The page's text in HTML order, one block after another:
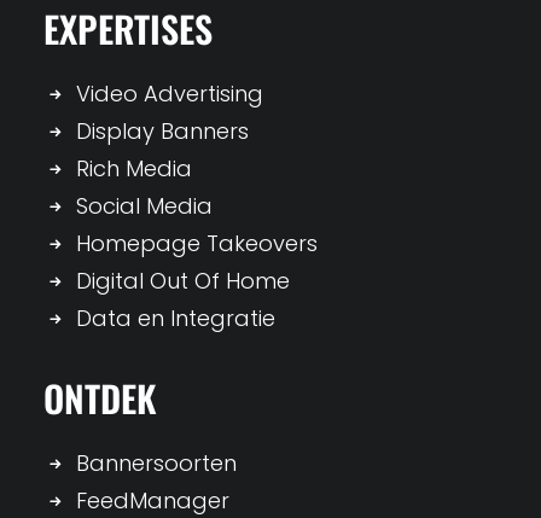
EXPERTISES
Video Advertising
Display Banners
Rich Media
Social Media
Homepage Takeovers
Digital Out Of Home
Data en Integratie
ONTDEK
Bannersoorten
FeedManager